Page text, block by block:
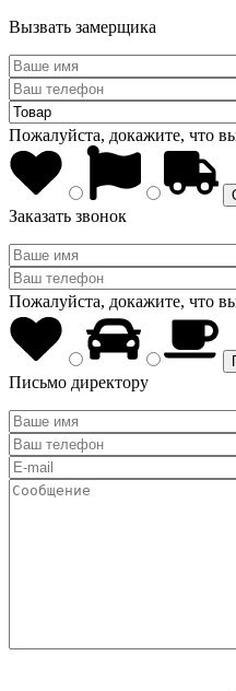
Вызвать замерщика
Пожалуйста, докажите, что
Заказать звонок
Пожалуйста, докажите, что
Письмо директору